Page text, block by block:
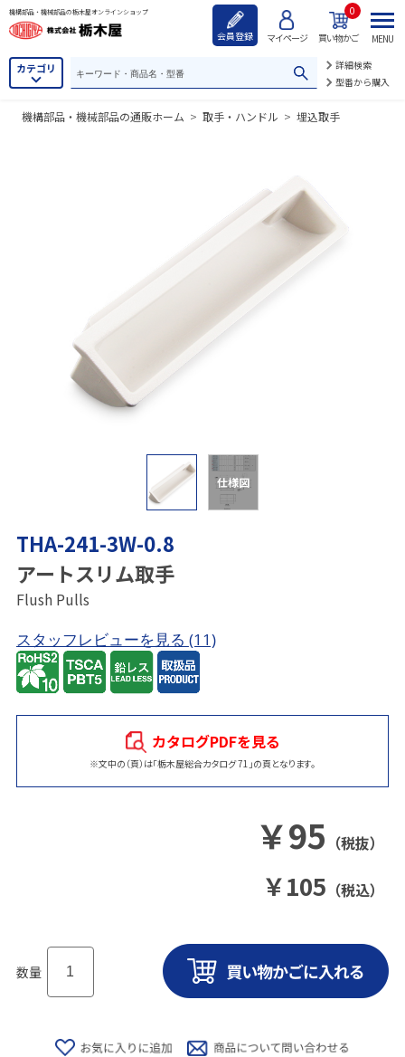
機構部品・機械部品の栃木屋オンラインショップ
会員登録 マイページ 買い物かご
0
カテゴリ
詳細検索
型番から購入
MENU
機構部品・機械部品の通販ホーム > 取手・ハンドル > 埋込取手
仕様図
THA-241-3W-0.8
アートスリム取手
Flush Pulls
スタッフレビューを見る (11)
カタログPDFを見る
※文中の（頁）は「栃木屋総合カタログ 71」の頁となります。
￥95 （税抜）
￥105 （税込）
数量